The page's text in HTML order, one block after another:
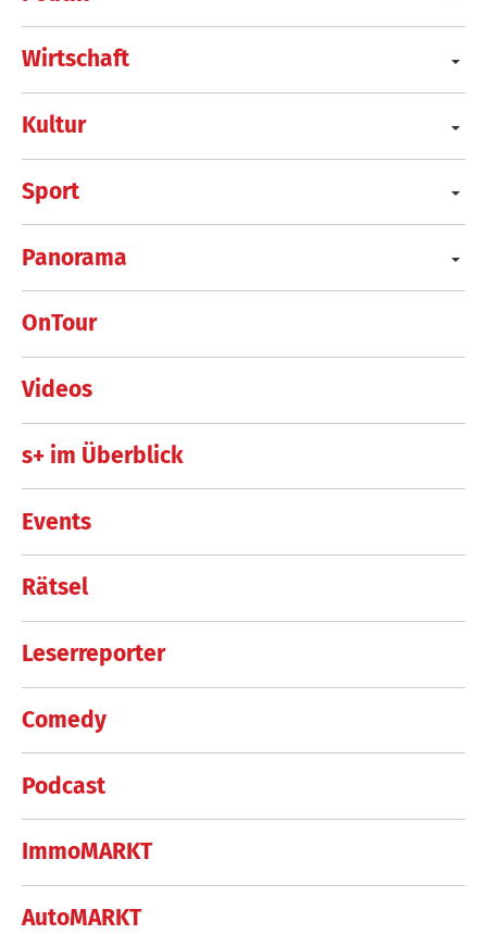
Wirtschaft
Kultur
Sport
Panorama
OnTour
Videos
s+ im Überblick
Events
Rätsel
Leserreporter
Comedy
Podcast
ImmoMARKT
AutoMARKT